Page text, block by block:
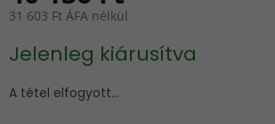
31 603 Ft ÁFA nélkül
Jelenleg kiárusítva
A tétel elfogyott…